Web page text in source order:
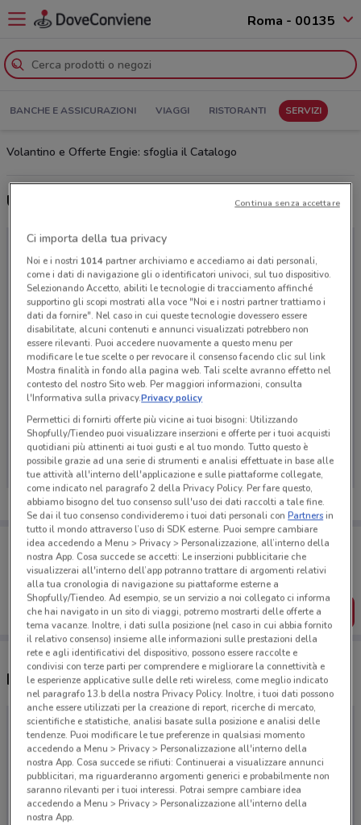
Roma - 00135
BANCHE E ASSICURAZIONI VIAGGI RISTORANTI SERVIZI
Volantino e Offerte Engie: sfoglia il Catalogo
Ultime offerte del volantino Engie
Ci dispiace, al momento non abbiamo pubblicato
volantini nella tua zona. Riprova più tardi.
Porta DoveConviene sempre con te!
Puoi trovare le migliori offerte dei negozi vicino a te,
salvarle e creare la tua lista del risparmio, comodamente
dal tuo cellulare.
SCARICA L’APP
Negozi Engie nelle vicinanze
Ci importa della tua privacy
Noi e i nostri 1014partner archiviamo e accediamo ai dati personali,
come i dati di navigazione gli o identificatori univoci, sul tuo dispositivo.
Selezionando Accetto, abiliti le tecnologie di tracciamento affinché
supportino gli scopi mostrati alla voce "Noi e i nostri partner trattiamo i
dati da fornire". Nel caso in cui queste tecnologie dovessero essere
disabilitate, alcuni contenuti e annunci visualizzati potrebbero non
essere rilevanti. Puoi accedere nuovamente a questo menu per
modificare le tue scelte o per revocare il consenso facendo clic sul link
Mostra finalità in fondo alla pagina web. Tali scelte avranno effetto nel
contesto del nostro Sito web. Per maggiori informazioni, consulta
l'Informativa sulla privacy.Privacy policy
Permettici di fornirti offerte più vicine ai tuoi bisogni: Utilizzando
Shopfully/Tiendeo puoi visualizzare inserzioni e offerte per i tuoi acquisti
quotidiani più attinenti ai tuoi gusti e al tuo mondo. Tutto questo è
possibile grazie ad una serie di strumenti e analisi effettuate in base alle
tue attività all'interno dell'applicazione e sulle piattaforme collegate,
come indicato nel paragrafo 2 della Privacy Policy. Per fare questo,
abbiamo bisogno del tuo consenso sull'uso dei dati raccolti a tale fine.
Se dai il tuo consenso condivideremo i tuoi dati personali conPartnersin
tutto il mondo attraverso l’uso di SDK esterne. Puoi sempre cambiare
idea accedendo a Menu > Privacy > Personalizzazione, all’interno della
nostra App. Cosa succede se accetti: Le inserzioni pubblicitarie che
visualizzerai all'interno dell’app potranno trattare di argomenti relativi
alla tua cronologia di navigazione su piattaforme esterne a
Shopfully/Tiendeo. Ad esempio, se un servizio a noi collegato ci informa
che hai navigato in un sito di viaggi, potremo mostrarti delle offerte a
tema vacanze. Inoltre, i dati sulla posizione (nel caso in cui abbia fornito
il relativo consenso) insieme alle informazioni sulle prestazioni della
rete e agli identificativi del dispositivo, possono essere raccolte e
condivisi con terze parti per comprendere e migliorare la connettività e
le esperienze applicative sulle delle reti wireless, come meglio indicato
nel paragrafo 13.b della nostra Privacy Policy. Inoltre, i tuoi dati possono
anche essere utilizzati per la creazione di report, ricerche di mercato,
scientifiche e statistiche, analisi basate sulla posizione e analisi delle
tendenze. Puoi modificare le tue preferenze in qualsiasi momento
accedendo a Menu > Privacy > Personalizzazione all'interno della
nostra App. Cosa succede se rifiuti: Continuerai a visualizzare annunci
pubblicitari, ma riguarderanno argomenti generici e probabilmente non
saranno rilevanti per i tuoi interessi. Potrai sempre cambiare idea
accedendo a Menu > Privacy > Personalizzazione all'interno della
nostra App.
Continua senza accettare